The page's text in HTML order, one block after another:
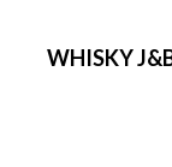
WHISKY